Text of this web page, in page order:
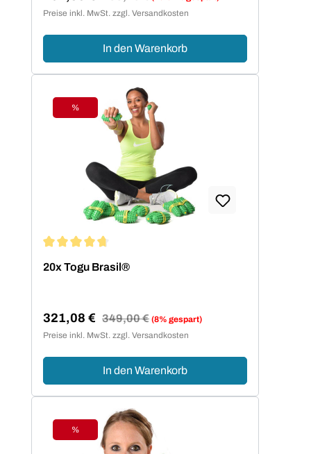
Verkaufspreis:
Preise inkl. MwSt. zzgl. Versandkosten
In den Warenkorb
Rabatt
%
20x Togu Brasil®
Verkaufspreis:
321,08 € Regulärer Preis:
349,00 € (8% gespart)
Preise inkl. MwSt. zzgl. Versandkosten
In den Warenkorb
Rabatt
%